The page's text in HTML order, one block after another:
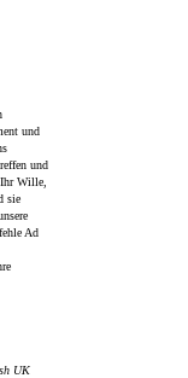
und
und
Wille,
sie
Ad
UK